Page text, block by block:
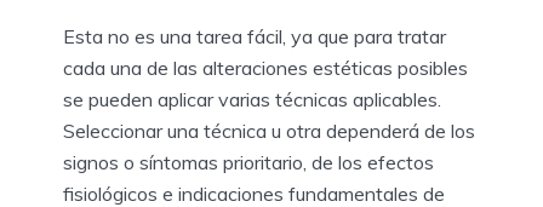
Esta no es una tarea fácil, ya que para tratar
cada una de las alteraciones estéticas posibles
se pueden aplicar varias técnicas aplicables.
Seleccionar una técnica u otra dependerá de los
signos o síntomas prioritario, de los efectos
fisiológicos e indicaciones fundamentales de